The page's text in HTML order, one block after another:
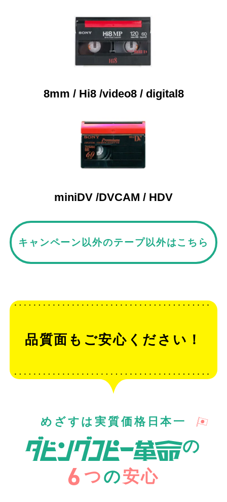
8mm / Hi8 /video8 / digital8
miniDV /DVCAM / HDV
キャンペーン以外のテープ以外はこちら
品質面もご安心ください！
めざすは実質価格日本一
の
6 つの安心